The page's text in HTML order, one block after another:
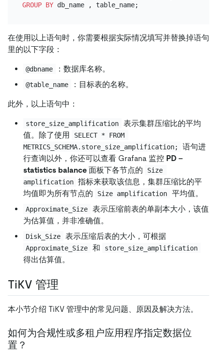
GROUP BY
在使用以上语句时，你需要根据实际情况填写并替换掉语句
里的以下字段：
@dbname ：数据库名称。
@table_name ：目标表的名称。
此外，以上语句中：
store_size_amplification
表示集群压缩比的平均
值。除了使用
SELECT * FROM
METRICS_SCHEMA.store_size_amplification;
语句进
行查询以外，你还可以查看 Grafana 监控 PD -
statistics balance 面板下各节点的
Size
amplification 指标来获取该信息，集群压缩比的平
均值即为所有节点的
Size amplification 平均值。
Approximate_Size
表示压缩前表的单副本大小，该值
为估算值，并非准确值。
Disk_Size 表示压缩后表的大小，可根据
Approximate_Size 和 store_size_amplification
得出估算值。
TiKV 管理
本小节介绍 TiKV 管理中的常见问题、原因及解决方法。
如何为合规性或多租户应用程序指定数据位
置？